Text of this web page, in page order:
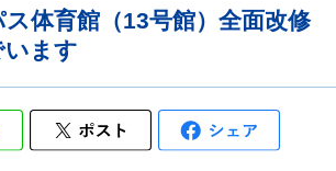
体育館（13号館）全面改修
います